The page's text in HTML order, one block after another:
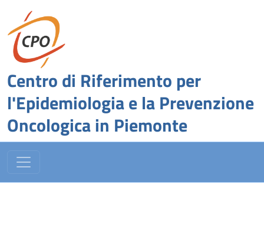
Centro di Riferimento per
l'Epidemiologia e la Prevenzione
Oncologica in Piemonte